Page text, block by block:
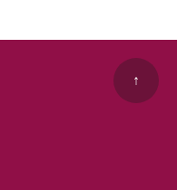
↑